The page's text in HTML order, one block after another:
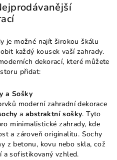
je možné najít širokou škálu
každý kousek vaší zahrady.
dekorací, které můžete
přidat:
a Sošky
moderní zahradní dekorace
aabstraktní sošky. Tyto
minimalistické zahrady, kde
a zároveň originalitu. Sochy
z betonu, kovu nebo skla, což
a sofistikovaný vzhled.